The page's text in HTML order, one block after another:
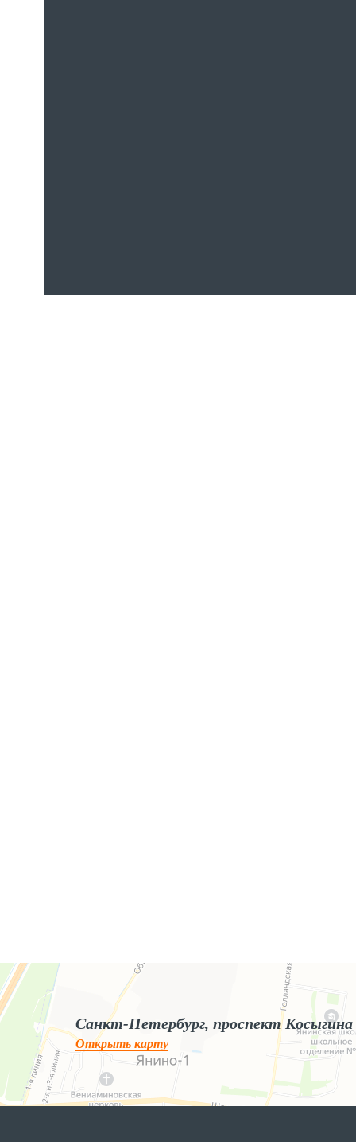
Яндекс.Карты
Яндекс.Карты — поиск мест и адресов, городской транспорт
Санкт-Петербург, проспект Косыгина
Открыть карту